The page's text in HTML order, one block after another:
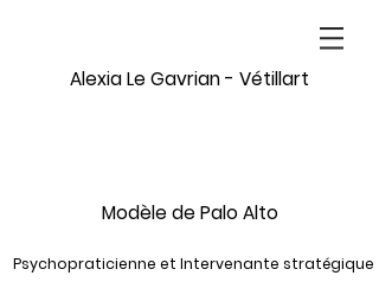
Alexia Le Gavrian - Vétillart
Modèle de Palo Alto
Psychopraticienne et Intervenante stratégique